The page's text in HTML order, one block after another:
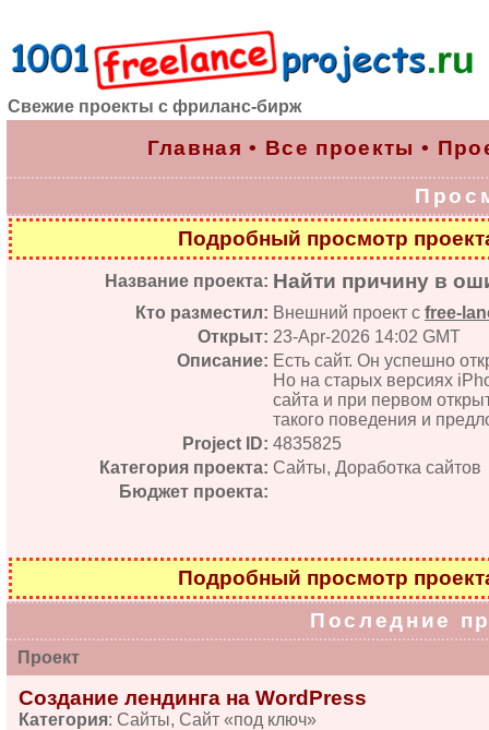
Свежие проекты с фриланс-бирж
Главная • Все проекты •
Подробный просмотр
Название проекта: Найти причину в
Кто разместил: Внешний проект с free-
Открыт: 23-Apr-2026 14:02 GMT
Описание: Есть сайт. Он успешно
Но на старых версиях
сайта и при первом
такого поведения и
Project ID: 4835825
Категория проекта: Сайты, Доработка сайтов
Бюджет проекта:
Подробный просмотр
Последние
Проект
Создание лендинга на WordPress
Категория: Сайты, Сайт «под ключ»